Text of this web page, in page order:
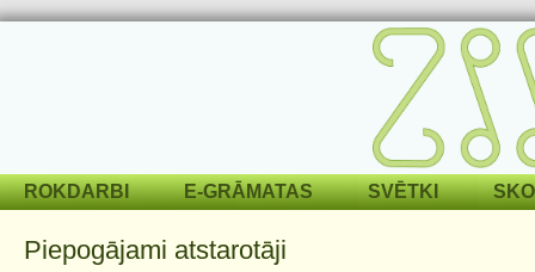
ROKDARBI E-GRĀMATAS SVĒTKI
Piepogājami atstarotāji